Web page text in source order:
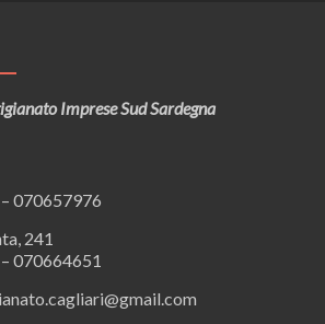
Imprese Sud Sardegna
070657976
241
070664651